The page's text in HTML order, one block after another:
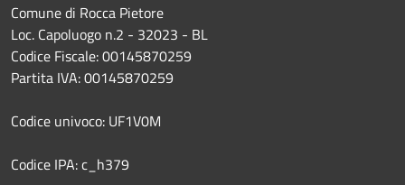
Comune di Rocca Pietore
Loc. Capoluogo n.2 - 32023 - BL
Codice Fiscale: 00145870259
Partita IVA: 00145870259
Codice univoco: UF1V0M
Codice IPA: c_h379